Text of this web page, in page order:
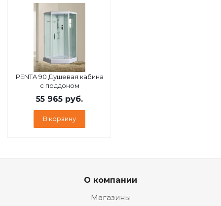
PENTA 90 Душевая кабина
с поддоном
55 965 руб.
В корзину
О компании
Магазины